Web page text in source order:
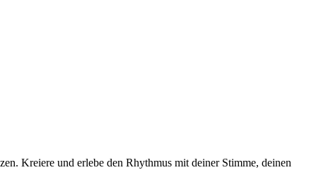
Kreiere und erlebe den Rhythmus mit deiner Stimme, deinen